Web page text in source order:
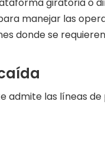
manejar las
donde se
las líneas de